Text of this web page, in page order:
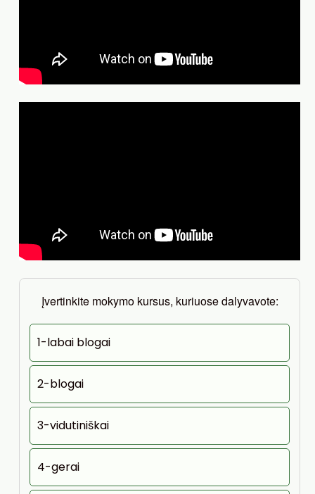
Įvertinkite mokymo kursus, kuriuose dalyvavote:
1-labai blogai
2-blogai
3-vidutiniškai
4-gerai